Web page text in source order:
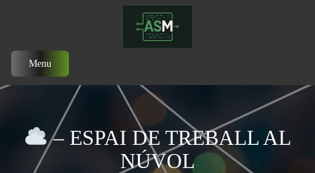
Menu
– ESPAI DE TREBALL AL
NÚVOL